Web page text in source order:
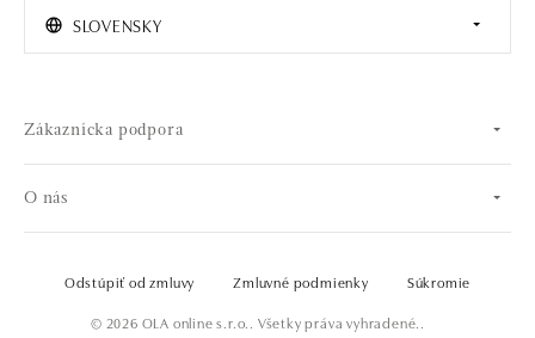
SLOVENSKY
Zákaznícka podpora
O nás
© 2026 OLA online s.r.o.. Všetky práva vyhradené..
Odstúpiť od zmluvy Zmluvné podmienky Súkromie